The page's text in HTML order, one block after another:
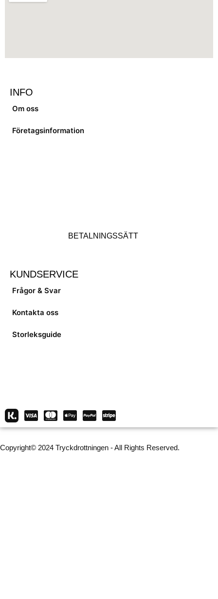
INFO
Om oss
Företagsinformation
BETALNINGSSÄTT
KUNDSERVICE
Frågor & Svar
Kontakta oss
Storleksguide
Copyright© 2024 Tryckdrottningen - All Rights Reserved.